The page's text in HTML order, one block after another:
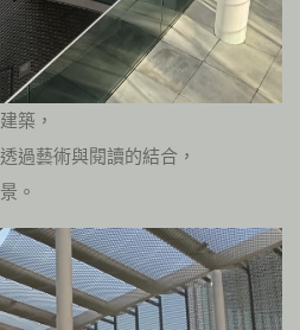
築，
過藝術與閱讀的結合，
。